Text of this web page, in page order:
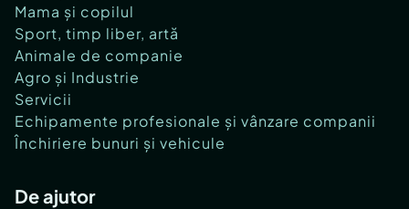
Mama și copilul
Sport, timp liber, artă
Animale de companie
Agro și Industrie
Servicii
Echipamente profesionale și vânzare companii
Închiriere bunuri și vehicule
De ajutor